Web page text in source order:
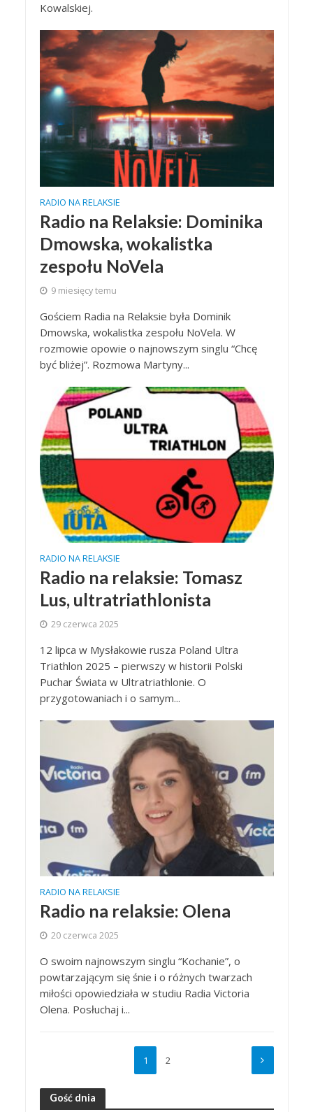
Kowalskiej.
RADIO NA RELAKSIE
Radio na Relaksie: Dominika
Dmowska, wokalistka
zespołu NoVela
9 miesięcy temu
Gościem Radia na Relaksie była Dominik
Dmowska, wokalistka zespołu NoVela. W
rozmowie opowie o najnowszym singlu “Chcę
być bliżej”. Rozmowa Martyny...
RADIO NA RELAKSIE
Radio na relaksie: Tomasz
Lus, ultratriathlonista
29 czerwca 2025
12 lipca w Mysłakowie rusza Poland Ultra
Triathlon 2025 – pierwszy w historii Polski
Puchar Świata w Ultratriathlonie. O
przygotowaniach i o samym...
RADIO NA RELAKSIE
Radio na relaksie: Olena
20 czerwca 2025
O swoim najnowszym singlu “Kochanie”, o
powtarzającym się śnie i o różnych twarzach
miłości opowiedziała w studiu Radia Victoria
Olena. Posłuchaj i...
1 2
Gość dnia